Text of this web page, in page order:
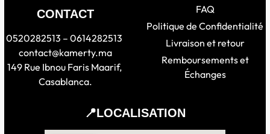
CONTACT
0520282513 – 0614282513
contact@kamerty.ma
149 Rue Ibnou Faris Maarif,
Casablanca.
FAQ
Politique de Confidentialité
Livraison et retour
Remboursements et
Échanges
📍LOCALISATION